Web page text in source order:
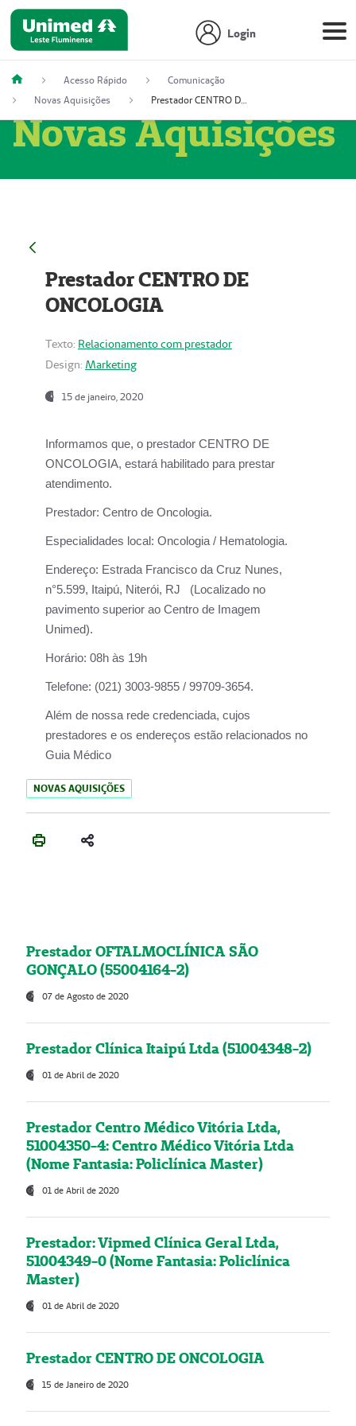
Login
Acesso Rápido
Comunicação
Novas Aquisições
Prestador CENTRO DE ONCOLOGIA
Novas Aquisições
Prestador CENTRO DE
ONCOLOGIA
Texto: Relacionamento com prestador
Design: Marketing
15 de janeiro, 2020
Informamos que, o prestador CENTRO DE
ONCOLOGIA, estará habilitado para prestar
atendimento.
Prestador: Centro de Oncologia.
Especialidades local: Oncologia / Hematologia.
Endereço: Estrada Francisco da Cruz Nunes,
n°5.599, Itaipú, Niterói, RJ (Localizado no
pavimento superior ao Centro de Imagem
Unimed).
Horário: 08h às 19h
Telefone: (021) 3003-9855 / 99709-3654.
Além de nossa rede credenciada, cujos
prestadores e os endereços estão relacionados no
Guia Médico
NOVAS AQUISIÇÕES
Prestador OFTALMOCLÍNICA SÃO
GONÇALO (55004164-2)
07 de Agosto de 2020
Prestador Clínica Itaipú Ltda (51004348-2)
01 de Abril de 2020
Prestador Centro Médico Vitória Ltda,
51004350-4: Centro Médico Vitória Ltda
(Nome Fantasia: Policlínica Master)
01 de Abril de 2020
Prestador: Vipmed Clínica Geral Ltda,
51004349-0 (Nome Fantasia: Policlínica
Master)
01 de Abril de 2020
Prestador CENTRO DE ONCOLOGIA
15 de Janeiro de 2020